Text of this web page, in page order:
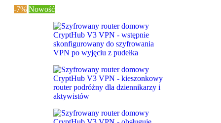
-7% Nowość